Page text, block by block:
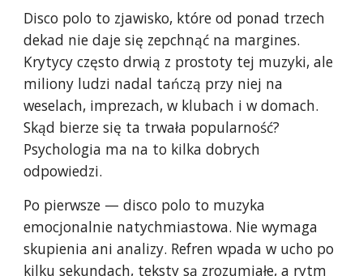
Disco polo to zjawisko, które od ponad trzech
dekad nie daje się zepchnąć na margines.
Krytycy często drwią z prostoty tej muzyki, ale
miliony ludzi nadal tańczą przy niej na
weselach, imprezach, w klubach i w domach.
Skąd bierze się ta trwała popularność?
Psychologia ma na to kilka dobrych
odpowiedzi.
Po pierwsze — disco polo to muzyka
emocjonalnie natychmiastowa. Nie wymaga
skupienia ani analizy. Refren wpada w ucho po
kilku sekundach, teksty są zrozumiałe, a rytm